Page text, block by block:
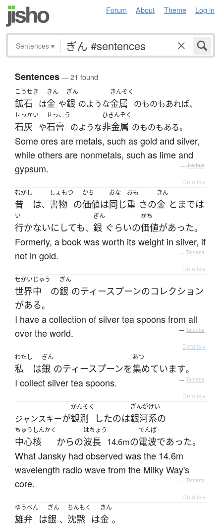
Forum About Theme Log in
Sentences ▾
Sentences— 21 found
こうせき
鉱石 は
きん
金 や
ぎん
銀 のような
きんぞく
金属 のものもあれば、
せっかい
石灰 や
せっこう
石膏 のような
ひきんぞく
非金属 のものもある。
Some ores are metals, such as gold and silver,
while others are nonmetals, such as lime and
gypsum.
— Jreibun
Details ▸
むかし
昔 は、
しょもつ
書物 の
かち
価値は
おな
同じ
おも
重 さの
きん
金 と までは
い
行かないにしても、
ぎん
銀 ぐらいの
かち
価値があった。
Formerly, a book was worth its weight in silver, if
not in gold.
— Tatoeba
Details ▸
せかいじゅう
世界中 の
ぎん
銀 のティースプーンのコレクション
がある。
I have a collection of silver tea spoons from all
over the world.
— Tatoeba
Details ▸
わたし
私 は
ぎん
銀 のティースプーンを
あつ
集めています。
I collect silver tea spoons. — Tatoeba
Details ▸
ジャンスキーが
かんそく
観測 したのは
ぎんがけい
銀河系の
ちゅうしんかく
中心核 からの
はちょう
波長 14.6mの
でんぱ
電波であった。
What Jansky had observed was the 14.6m
wavelength radio wave from the Milky Way's
core.
— Tatoeba
Details ▸
ゆうべん
雄弁 は
ぎん
銀 、
ちんもく
沈黙 は
きん
金 。